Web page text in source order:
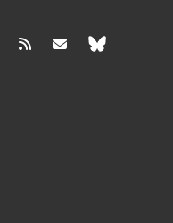
facebook info@aida-archiv.de